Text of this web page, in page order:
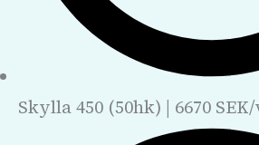
Skylla 450 (50hk) | 6670